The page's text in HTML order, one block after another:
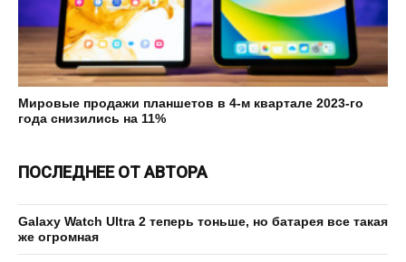
Мировые продажи планшетов в 4-м квартале 2023-го
года снизились на 11%
ПОСЛЕДНЕЕ ОТ АВТОРА
Galaxy Watch Ultra 2 теперь тоньше, но батарея все такая
же огромная